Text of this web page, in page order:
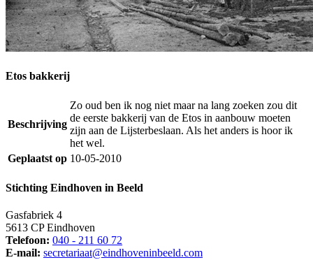
Etos bakkerij
Beschrijving
Zo oud ben ik nog niet maar na lang zoeken zou dit
de eerste bakkerij van de Etos in aanbouw moeten
zijn aan de Lijsterbeslaan. Als het anders is hoor ik
het wel.
Geplaatst op 10-05-2010
Stichting Eindhoven in Beeld
Gasfabriek 4
5613 CP Eindhoven
Telefoon: 040 - 211 60 72
E-mail: secretariaat@eindhoveninbeeld.com